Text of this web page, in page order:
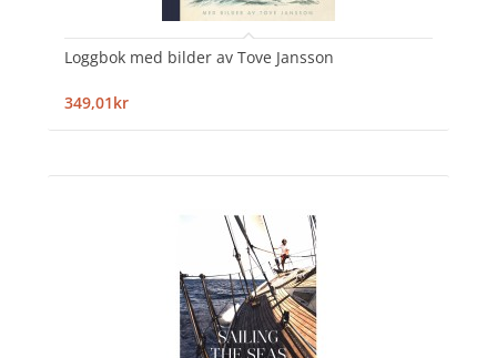
Loggbok med bilder av Tove Jansson
349,01kr